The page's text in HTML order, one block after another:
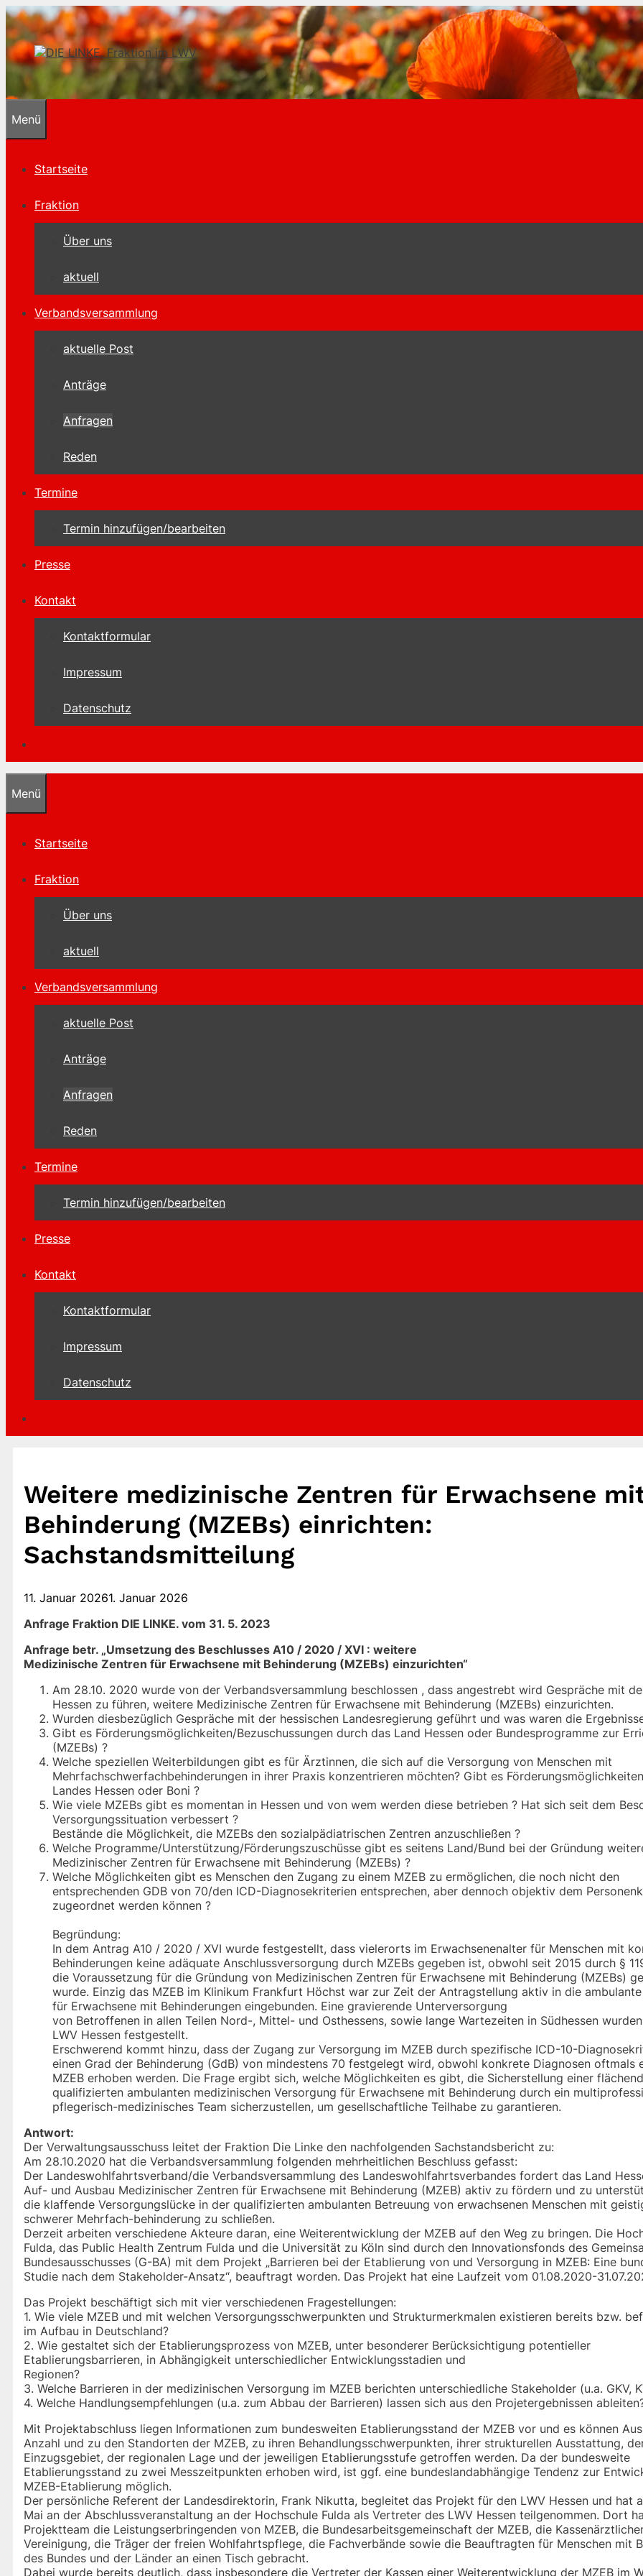
Zum
Inhalt
springen
Menü
Startseite
Fraktion
Über uns
aktuell
Verbandsversammlung
aktuelle Post
Anträge
Anfragen
Reden
Termine
Termin hinzufügen/bearbeiten
Presse
Kontakt
Kontaktformular
Impressum
Datenschutz
Menü
Startseite
Fraktion
Über uns
aktuell
Verbandsversammlung
aktuelle Post
Anträge
Anfragen
Reden
Termine
Termin hinzufügen/bearbeiten
Presse
Kontakt
Kontaktformular
Impressum
Datenschutz
Weitere medizinische Zentren für Erwachsene
Behinderung (MZEBs) einrichten:
Sachstandsmitteilung
11. Januar 20261. Januar 2026
Anfrage Fraktion DIE LINKE. vom 31. 5. 2023
Anfrage betr. „Umsetzung des Beschlusses A10 / 2020 / XVI : weitere
Medizinische Zentren für Erwachsene mit Behinderung (MZEBs) einzurichten“
Am 28.10. 2020 wurde von der Verbandsversammlung beschlossen , dass angestrebt wird Gespräche mit
Hessen zu führen, weitere Medizinische Zentren für Erwachsene mit Behinderung (MZEBs) einzurichten.
Wurden diesbezüglich Gespräche mit der hessischen Landesregierung geführt und was waren die
Gibt es Förderungsmöglichkeiten/Bezuschussungen durch das Land Hessen oder Bundesprogramme zur
(MZEBs) ?
Welche speziellen Weiterbildungen gibt es für Ärztinnen, die sich auf die Versorgung von Menschen mit
Mehrfachschwerfachbehinderungen in ihrer Praxis konzentrieren möchten? Gibt es
Landes Hessen oder Boni ?
Wie viele MZEBs gibt es momentan in Hessen und von wem werden diese betrieben ? Hat sich seit dem
Versorgungssituation verbessert ?
Bestände die Möglichkeit, die MZEBs den sozialpädiatrischen Zentren anzuschließen ?
Welche Programme/Unterstützung/Förderungszuschüsse gibt es seitens Land/Bund bei der Gründung
Medizinischer Zentren für Erwachsene mit Behinderung (MZEBs) ?
Welche Möglichkeiten gibt es Menschen den Zugang zu einem MZEB zu ermöglichen, die noch nicht den
entsprechenden GDB von 70/den ICD-Diagnosekriterien entsprechen, aber dennoch objektiv dem
zugeordnet werden können ?
Begründung:
In dem Antrag A10 / 2020 / XVI wurde festgestellt, dass vielerorts im Erwachsenenalter für Menschen mit
Behinderungen keine adäquate Anschlussversorgung durch MZEBs gegeben ist, obwohl seit 2015 durch §
die Voraussetzung für die Gründung von Medizinischen Zentren für Erwachsene mit Behinderung (MZEBs)
wurde. Einzig das MZEB im Klinikum Frankfurt Höchst war zur Zeit der Antragstellung aktiv in die
für Erwachsene mit Behinderungen eingebunden. Eine gravierende Unterversorgung
von Betroffenen in allen Teilen Nord-, Mittel- und Osthessens, sowie lange Wartezeiten in Südhessen
LWV Hessen festgestellt.
Erschwerend kommt hinzu, dass der Zugang zur Versorgung im MZEB durch spezifische ICD-10-
einen Grad der Behinderung (GdB) von mindestens 70 festgelegt wird, obwohl konkrete Diagnosen oftmals
MZEB erhoben werden. Die Frage ergibt sich, welche Möglichkeiten es gibt, die Sicherstellung einer
qualifizierten ambulanten medizinischen Versorgung für Erwachsene mit Behinderung durch ein
pflegerisch-medizinisches Team sicherzustellen, um gesellschaftliche Teilhabe zu garantieren.
Antwort:
Der Verwaltungsausschuss leitet der Fraktion Die Linke den nachfolgenden Sachstandsbericht zu:
Am 28.10.2020 hat die Verbandsversammlung folgenden mehrheitlichen Beschluss gefasst:
Der Landeswohlfahrtsverband/die Verbandsversammlung des Landeswohlfahrtsverbandes fordert das Land
Auf- und Ausbau Medizinischer Zentren für Erwachsene mit Behinderung (MZEB) aktiv zu fördern und zu
die klaffende Versorgungslücke in der qualifizierten ambulanten Betreuung von erwachsenen Menschen mit
schwerer Mehrfach-behinderung zu schließen.
Derzeit arbeiten verschiedene Akteure daran, eine Weiterentwicklung der MZEB auf den Weg zu bringen. Die
Fulda, das Public Health Zentrum Fulda und die Universität zu Köln sind durch den Innovationsfonds des
Bundesausschusses (G-BA) mit dem Projekt „Barrieren bei der Etablierung von und Versorgung in MZEB: Eine
Studie nach dem Stakeholder-Ansatz“, beauftragt worden. Das Projekt hat eine Laufzeit vom 01.08.2020-
Das Projekt beschäftigt sich mit vier verschiedenen Fragestellungen:
1. Wie viele MZEB und mit welchen Versorgungsschwerpunkten und Strukturmerkmalen existieren bereits bzw.
im Aufbau in Deutschland?
2. Wie gestaltet sich der Etablierungsprozess von MZEB, unter besonderer Berücksichtigung potentieller
Etablierungsbarrieren, in Abhängigkeit unterschiedlicher Entwicklungsstadien und
Regionen?
3. Welche Barrieren in der medizinischen Versorgung im MZEB berichten unterschiedliche Stakeholder (u.a. GKV,
4. Welche Handlungsempfehlungen (u.a. zum Abbau der Barrieren) lassen sich aus den Projetergebnissen
Mit Projektabschluss liegen Informationen zum bundesweiten Etablierungsstand der MZEB vor und es können
Anzahl und zu den Standorten der MZEB, zu ihren Behandlungsschwerpunkten, ihrer strukturellen Ausstattung,
Einzugsgebiet, der regionalen Lage und der jeweiligen Etablierungsstufe getroffen werden. Da der bundesweite
Etablierungsstand zu zwei Messzeitpunkten erhoben wird, ist ggf. eine bundeslandabhängige Tendenz zur
MZEB-Etablierung möglich.
Der persönliche Referent der Landesdirektorin, Frank Nikutta, begleitet das Projekt für den LWV Hessen und hat
Mai an der Abschlussveranstaltung an der Hochschule Fulda als Vertreter des LWV Hessen teilgenommen. Dort
Projektteam die Leistungserbringenden von MZEB, die Bundesarbeitsgemeinschaft der MZEB, die
Vereinigung, die Träger der freien Wohlfahrtspflege, die Fachverbände sowie die Beauftragten für Menschen mit
des Bundes und der Länder an einen Tisch gebracht.
Dabei wurde bereits deutlich, dass insbesondere die Vertreter der Kassen einer Weiterentwicklung der MZEB im